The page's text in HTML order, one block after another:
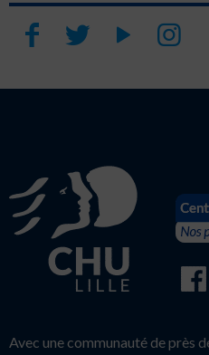
Avec une communauté de près